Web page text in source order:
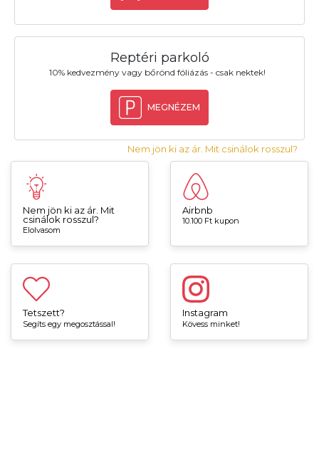
Reptéri parkoló
10% kedvezmény vagy bőrönd fóliázás - csak nektek!
MEGNÉZEM
Nem jön ki az ár. Mit csinálok rosszul?
Nem jön ki az ár. Mit
csinálok rosszul?
Elolvasom
Airbnb
10.100 Ft kupon
Tetszett?
Segíts egy megosztással!
Instagram
Kövess minket!